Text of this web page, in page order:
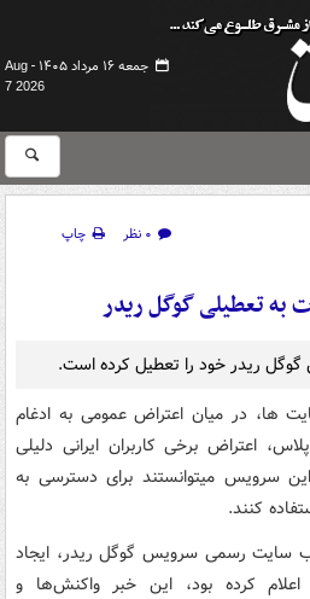
جمعه ۱۶ مرداد ۱۴۰۵ -
Aug
7 2026
۰ نظر
چاپ
به تعطیلی گوگل ریدر
ریدر خود را تعطیل کرده است.
ها، در میان اعتراض‌ عمومی به ادغام
اعتراض برخی کاربران ایرانی دلیلی
سرویس میتوانستند برای دسترسی به
کنند.
سایت رسمی سرویس گوگل ریدر، ایجاد
کرده بود، این خبر واکنش‌ها و